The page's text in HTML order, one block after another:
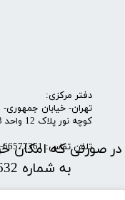
​​​دفتر مرکزی:
تهران- خیابان
کوچه نور پلاک 12 واحد 3
تلفن تماس: 66577361-021
در صورتی که امکان
به شماره 09021665632 پیام دهید.